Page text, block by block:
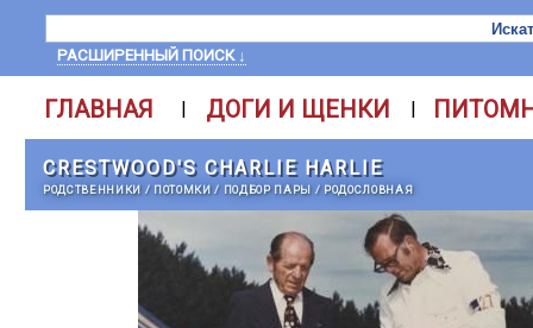
РАСШИРЕННЫЙ ПОИСК ↓
ГЛАВНАЯ | ДОГИ И ЩЕНКИ |
CRESTWOOD'S CHARLIE HARLIE
РОДСТВЕННИКИ / ПОТОМКИ/ ПОДБОР ПАРЫ / РОДОСЛОВНАЯ